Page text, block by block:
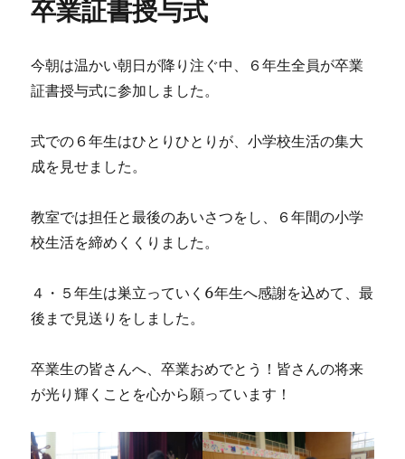
卒業証書授与式
今朝は温かい朝日が降り注ぐ中、６年生全員が卒業
証書授与式に参加しました。
式での６年生はひとりひとりが、小学校生活の集大
成を見せました。
教室では担任と最後のあいさつをし、６年間の小学
校生活を締めくくりました。
４・５年生は巣立っていく6年生へ感謝を込めて、最
後まで見送りをしました。
卒業生の皆さんへ、卒業おめでとう！皆さんの将来
が光り輝くことを心から願っています！